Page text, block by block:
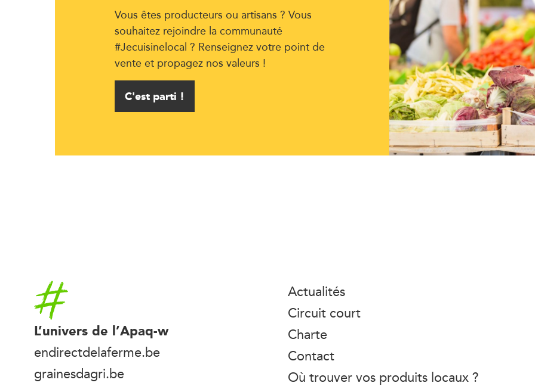
Vous êtes producteurs ou artisans ? Vous
souhaitez rejoindre la communauté
#Jecuisinelocal ? Renseignez votre point de
vente et propagez nos valeurs !
C'est parti !
Accueil
L’univers de l’Apaq-w
endirectdelaferme.be
grainesdagri.be
Actualités
Circuit court
Charte
Contact
Où trouver vos produits locaux ?